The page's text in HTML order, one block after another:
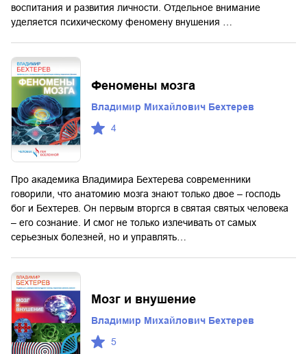
воспитания и развития личности. Отдельное внимание
уделяется психическому феномену внушения …
Феномены мозга
Владимир Михайлович Бехтерев
4
Про академика Владимира Бехтерева современники
говорили, что анатомию мозга знают только двое – господь
бог и Бехтерев. Он первым вторгся в святая святых человека
– его сознание. И смог не только излечивать от самых
серьезных болезней, но и управлять…
Мозг и внушение
Владимир Михайлович Бехтерев
5